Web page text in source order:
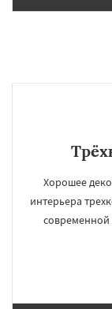
Хорошее
интерьера
современной